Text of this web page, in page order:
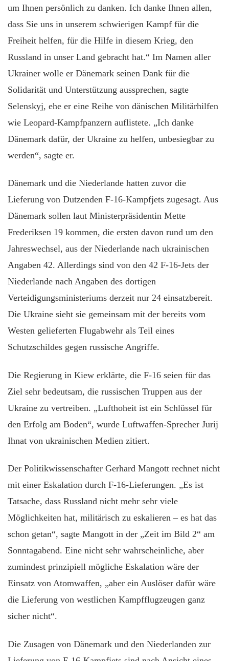
um Ihnen persönlich zu danken. Ich danke Ihnen allen,
dass Sie uns in unserem schwierigen Kampf für die
Freiheit helfen, für die Hilfe in diesem Krieg, den
Russland in unser Land gebracht hat.“ Im Namen aller
Ukrainer wolle er Dänemark seinen Dank für die
Solidarität und Unterstützung aussprechen, sagte
Selenskyj, ehe er eine Reihe von dänischen Militärhilfen
wie Leopard-Kampfpanzern auflistete. „Ich danke
Dänemark dafür, der Ukraine zu helfen, unbesiegbar zu
werden“, sagte er.
Dänemark und die Niederlande hatten zuvor die
Lieferung von Dutzenden F-16-Kampfjets zugesagt. Aus
Dänemark sollen laut Ministerpräsidentin Mette
Frederiksen 19 kommen, die ersten davon rund um den
Jahreswechsel, aus der Niederlande nach ukrainischen
Angaben 42. Allerdings sind von den 42 F-16-Jets der
Niederlande nach Angaben des dortigen
Verteidigungsministeriums derzeit nur 24 einsatzbereit.
Die Ukraine sieht sie gemeinsam mit der bereits vom
Westen gelieferten Flugabwehr als Teil eines
Schutzschildes gegen russische Angriffe.
Die Regierung in Kiew erklärte, die F-16 seien für das
Ziel sehr bedeutsam, die russischen Truppen aus der
Ukraine zu vertreiben. „Lufthoheit ist ein Schlüssel für
den Erfolg am Boden“, wurde Luftwaffen-Sprecher Jurij
Ihnat von ukrainischen Medien zitiert.
Der Politikwissenschafter Gerhard Mangott rechnet nicht
mit einer Eskalation durch F-16-Lieferungen. „Es ist
Tatsache, dass Russland nicht mehr sehr viele
Möglichkeiten hat, militärisch zu eskalieren – es hat das
schon getan“, sagte Mangott in der „Zeit im Bild 2“ am
Sonntagabend. Eine nicht sehr wahrscheinliche, aber
zumindest prinzipiell mögliche Eskalation wäre der
Einsatz von Atomwaffen, „aber ein Auslöser dafür wäre
die Lieferung von westlichen Kampfflugzeugen ganz
sicher nicht“.
Die Zusagen von Dänemark und den Niederlanden zur